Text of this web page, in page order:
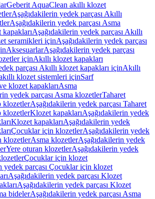
Geberit AquaClean akıllı klozet
Aşağıdakilerin yedek parçası Akıllı
Aşağıdakilerin yedek parçası Asma
kapaklarıAşağıdakilerin yedek parçası Akıllı
seramikleri içinAşağıdakilerin yedek parçası
AksesuarlarAşağıdakilerin yedek parçası
içinAkıllı klozet kapakları
parçası Akıllı klozet kapakları içinAkıllı
klozet sistemleri içinSarf
klozet kapaklarıAsma
yedek parçası Asma klozetlerTaharet
klozetlerAşağıdakilerin yedek parçası Taharet
klozetlerKlozet kapaklarıAşağıdakilerin yedek
Klozet kapaklarıAşağıdakilerin yedek
Çocuklar için klozetlerAşağıdakilerin yedek
klozetlerAsma klozetlerAşağıdakilerin yedek
Yere oturan klozetlerAşağıdakilerin yedek
Çocuklar için klozet
yedek parçası Çocuklar için klozet
Aşağıdakilerin yedek parçası Klozet
Aşağıdakilerin yedek parçası Klozet
bidelerAşağıdakilerin yedek parçası Asma